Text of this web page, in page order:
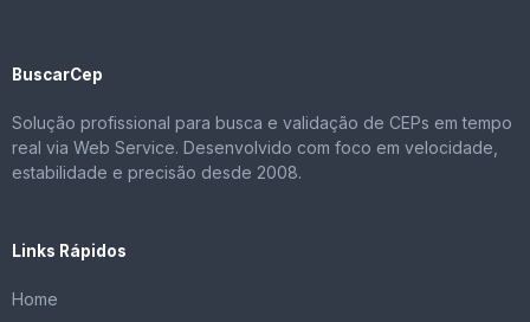
BuscarCep
Solução profissional para busca e validação de CEPs em tempo
real via Web Service. Desenvolvido com foco em velocidade,
estabilidade e precisão desde 2008.
Links Rápidos
Home